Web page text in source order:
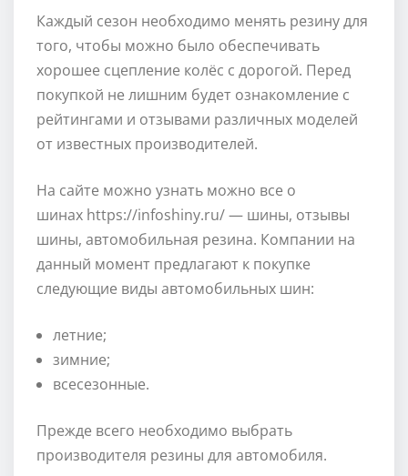
Каждый сезон необходимо менять резину для
того, чтобы можно было обеспечивать
хорошее сцепление колёс с дорогой. Перед
покупкой не лишним будет ознакомление с
рейтингами и отзывами различных моделей
от известных производителей.
На сайте можно узнать можно все о
шинах https://infoshiny.ru/ — шины, отзывы
шины, автомобильная резина. Компании на
данный момент предлагают к покупке
следующие виды автомобильных шин:
летние;
зимние;
всесезонные.
Прежде всего необходимо выбрать
производителя резины для автомобиля.